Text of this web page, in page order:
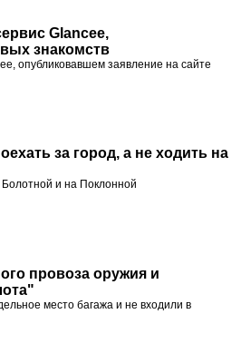
Glancee,
знакомств
опубликовавшем заявление на сайте
за город, а не ходить на
и на Поклонной
провоза оружия и
место багажа и не входили в